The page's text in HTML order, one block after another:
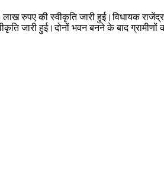
रुपए की स्वीकृति जारी हुई।विधायक
जारी हुई।दोनों भवन बनने के बाद ग्रामीणों